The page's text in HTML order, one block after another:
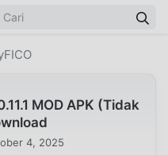
MOD APK (Tidak
4, 2025